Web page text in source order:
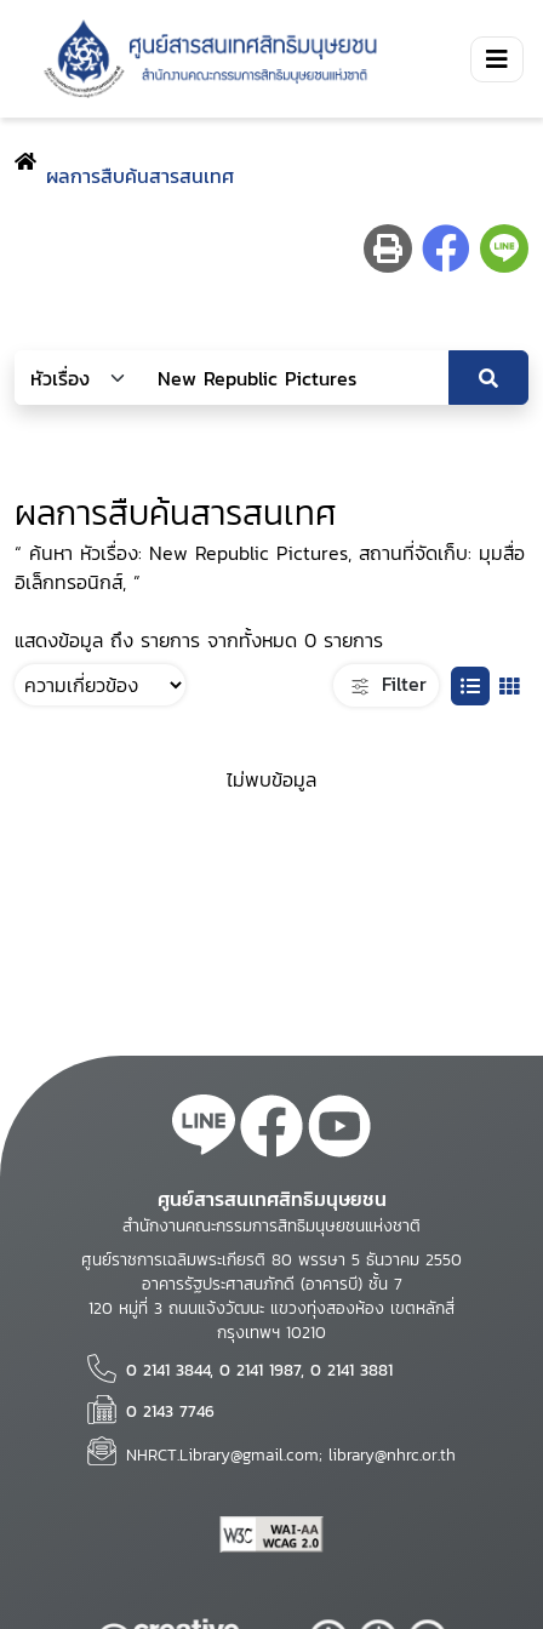
ผลการสืบค้นสารสนเทศ
ผลการสืบค้นสารสนเทศ
“ ค้นหา หัวเรื่อง: New Republic Pictures, สถานที่จัดเก็บ: มุมสื่อ
อิเล็กทรอนิกส์, ”
แสดงข้อมูล ถึง รายการ จากทั้งหมด 0 รายการ
Filter
ไม่พบข้อมูล
ศูนย์สารสนเทศสิทธิมนุษยชน
สำนักงานคณะกรรมการสิทธิมนุษยชนแห่งชาติ
ศูนย์ราชการเฉลิมพระเกียรติ 80 พรรษา 5 ธันวาคม 2550
อาคารรัฐประศาสนภักดี (อาคารบี) ชั้น 7
120 หมู่ที่ 3 ถนนแจ้งวัฒนะ แขวงทุ่งสองห้อง เขตหลักสี่
กรุงเทพฯ 10210
0 2141 3844, 0 2141 1987, 0 2141 3881
0 2143 7746
NHRCT.Library@gmail.com; library@nhrc.or.th